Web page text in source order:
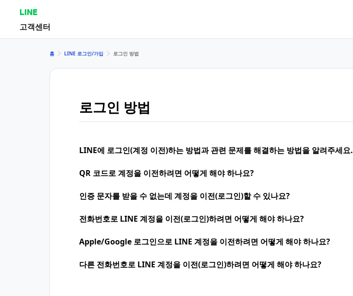
LINE
고객센터
홈 LINE 로그인/가입 로그인 방법
로그인 방법
LINE에 로그인(계정 이전)하는 방법과 관련 문제를 해결하는 방법을 알려주세요.
QR 코드로 계정을 이전하려면 어떻게 해야 하나요?
인증 문자를 받을 수 없는데 계정을 이전(로그인)할 수 있나요?
전화번호로 LINE 계정을 이전(로그인)하려면 어떻게 해야 하나요?
Apple/Google 로그인으로 LINE 계정을 이전하려면 어떻게 해야 하나요?
다른 전화번호로 LINE 계정을 이전(로그인)하려면 어떻게 해야 하나요?